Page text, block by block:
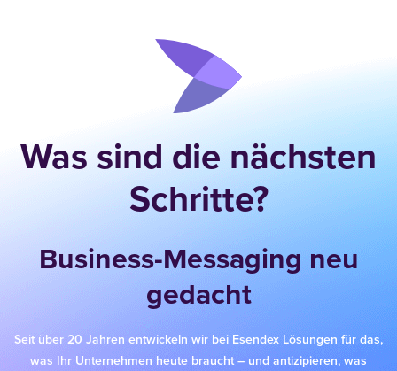
Was sind die nächsten
Schritte?
Business-Messaging neu
gedacht
Seit über 20 Jahren entwickeln wir bei Esendex Lösungen für das,
was Ihr Unternehmen heute braucht – und antizipieren, was